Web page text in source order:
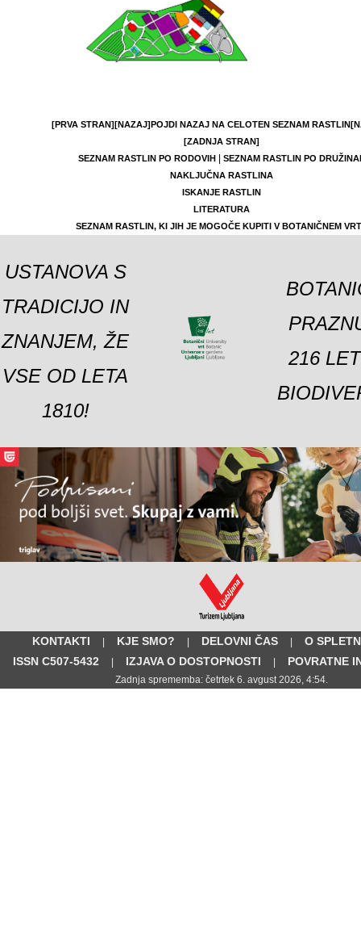
[PRVA STRAN][NAZAJ]POJDI NAZAJ NA CELOTEN SEZNAM RASTLIN
[ZADNJA STRAN]
SEZNAM RASTLIN PO RODOVIH|
SEZNAM RASTLIN PO
NAKLJUČNA RASTLINA
ISKANJE RASTLIN
LITERATURA
SEZNAM RASTLIN, KI JIH JE MOGOČE KUPITI V BOTANIČNEM
USTANOVA S
TRADICIJO IN
ZNANJEM, ŽE
VSE OD LETA
1810!
216
KONTAKTI | KJE SMO? | DELOVNI ČAS |
O
ISSN C507-5432
| IZJAVA O DOSTOPNOSTI | POVRATNE
Zadnja sprememba: četrtek 6. avgust 2026, 4:54.